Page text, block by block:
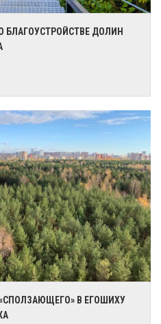
БЛАГОУСТРОЙСТВЕ ДОЛИН
В ЕГОШИХУ